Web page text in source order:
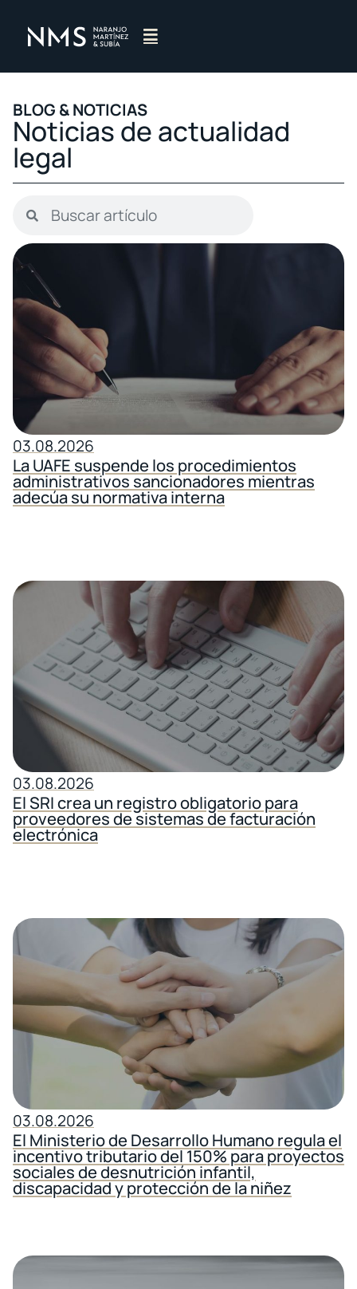
BLOG & NOTICIAS​
Noticias de actualidad
legal
03.08.2026
La UAFE suspende los procedimientos
administrativos sancionadores mientras
adecúa su normativa interna
03.08.2026
El SRI crea un registro obligatorio para
proveedores de sistemas de facturación
electrónica
03.08.2026
El Ministerio de Desarrollo Humano regula el
incentivo tributario del 150% para proyectos
sociales de desnutrición infantil,
discapacidad y protección de la niñez